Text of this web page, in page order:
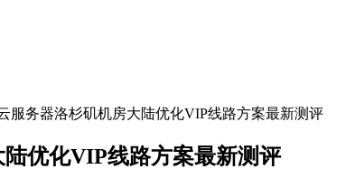
服务器洛杉矶机房大陆优化VIP线路方案最新测评
优化VIP线路方案最新测评